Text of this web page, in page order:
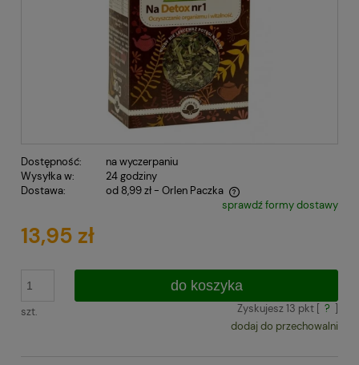
Dostępność:
na wyczerpaniu
Wysyłka w:
24 godziny
Dostawa:
od 8,99 zł - Orlen Paczka
Cena nie zawiera ewentualnych kosztów płatnościsprawdź formy dostawy
13,95 zł
szt.
do koszyka
Zyskujesz13 pkt [ ? ]
dodaj do przechowalni